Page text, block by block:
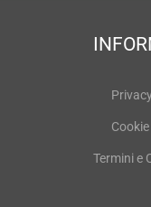
Termini e